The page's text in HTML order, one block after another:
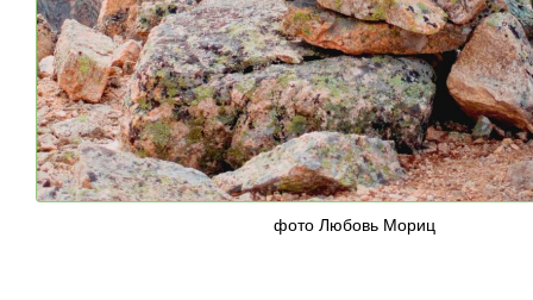
фото Любовь Мориц